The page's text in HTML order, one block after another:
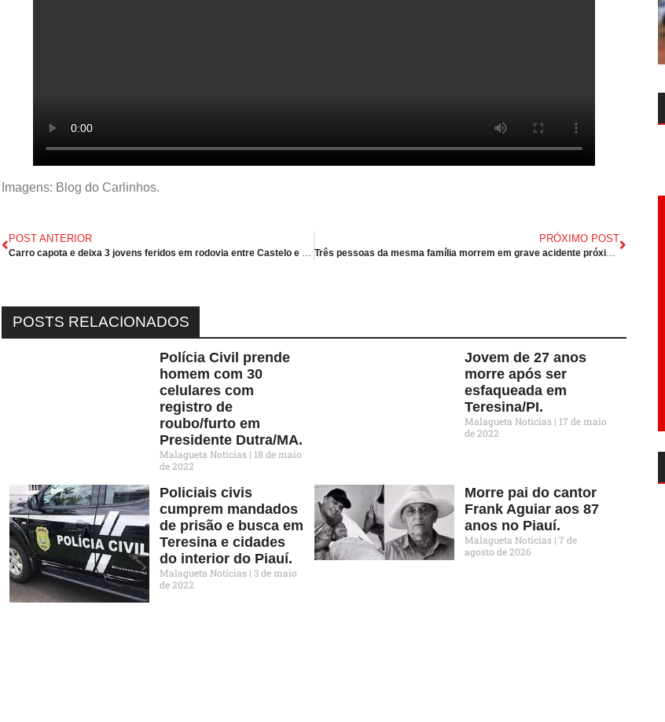
Imagens: Blog do Carlinhos.
POST ANTERIOR
Carro capota e deixa 3 jovens feridos em rodovia entre Castelo e Juazeiro do Piauí.
PRÓXIMO POST
Três pessoas da mesma família morrem em grave acidente próximo a cidade de Caxias/MA.
POSTS RELACIONADOS
Polícia Civil prende
homem com 30
celulares com
registro de
roubo/furto em
Presidente Dutra/MA.
Malagueta Notícias
18 de maio
de 2022
Jovem de 27 anos
morre após ser
esfaqueada em
Teresina/PI.
Malagueta Notícias
17 de maio
de 2022
Policiais civis
cumprem mandados
de prisão e busca em
Teresina e cidades
do interior do Piauí.
Malagueta Notícias 3 de maio
de 2022
Morre pai do cantor
Frank Aguiar aos 87
anos no Piauí.
Malagueta Notícias 7 de
agosto de 2026